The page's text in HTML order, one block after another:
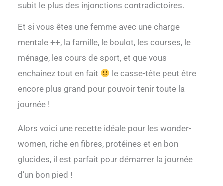
subit le plus des injonctions contradictoires.
Et si vous êtes une femme avec une charge
mentale ++, la famille, le boulot, les courses, le
ménage, les cours de sport, et que vous
enchainez tout en fait
le casse-tête peut être
encore plus grand pour pouvoir tenir toute la
journée !
Alors voici une recette idéale pour les wonder-
women, riche en fibres, protéines et en bon
glucides, il est parfait pour démarrer la journée
d’un bon pied !